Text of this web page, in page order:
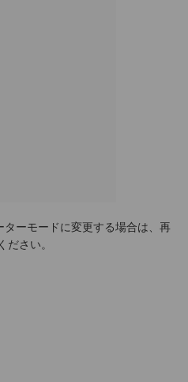
ターモードに変更する場合は、再
ださい。